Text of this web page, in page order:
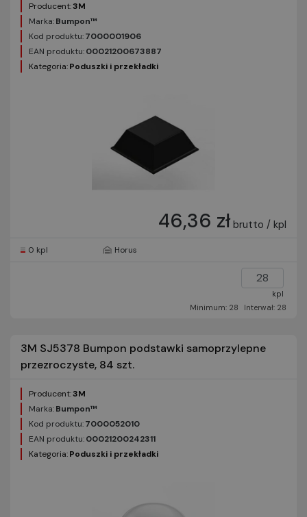
Producent:3M
Marka:Bumpon™
Kod produktu:7000001906
EAN produktu:00021200673887
Kategoria:Poduszki i przekładki
46,36 zł brutto / kpl
0 kpl Horus
kpl
Minimum: 28
Interwał: 28
3M SJ5378 Bumpon podstawki samoprzylepne
przezroczyste, 84 szt.
Producent:3M
Marka:Bumpon™
Kod produktu:7000052010
EAN produktu:00021200242311
Kategoria:Poduszki i przekładki